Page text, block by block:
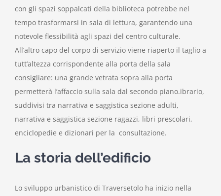
con gli spazi soppalcati della biblioteca potrebbe nel
tempo trasformarsi in sala di lettura, garantendo una
notevole flessibilità agli spazi del centro culturale.
All’altro capo del corpo di servizio viene riaperto il taglio a
tutt’altezza corrispondente alla porta della sala
consigliare: una grande vetrata sopra alla porta
permetterà l’affaccio sulla sala dal secondo piano.ibrario,
suddivisi tra narrativa e saggistica sezione adulti,
narrativa e saggistica sezione ragazzi, libri prescolari,
enciclopedie e dizionari per la consultazione.
La storia dell’edificio
Lo sviluppo urbanistico di Traversetolo ha inizio nella